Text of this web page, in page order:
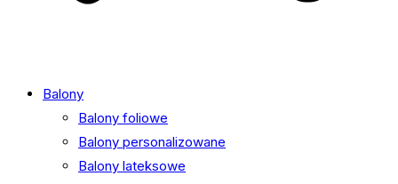
Balony
Balony foliowe
Balony personalizowane
Balony lateksowe